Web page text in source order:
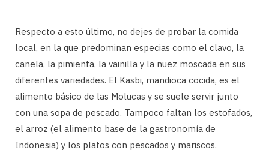
Respecto a esto último, no dejes de probar la comida
local, en la que predominan especias como el clavo, la
canela, la pimienta, la vainilla y la nuez moscada en sus
diferentes variedades. El Kasbi, mandioca cocida, es el
alimento básico de las Molucas y se suele servir junto
con una sopa de pescado. Tampoco faltan los estofados,
el arroz (el alimento base de la gastronomía de
Indonesia) y los platos con pescados y mariscos.